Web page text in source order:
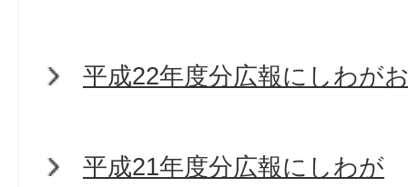
平成22年度分広報にしわが
平成21年度分広報にしわが